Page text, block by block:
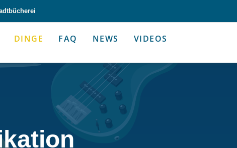
DINGE
Alltagshelfer Medien & Kommunikation
FAQ NEWS VIDEOS